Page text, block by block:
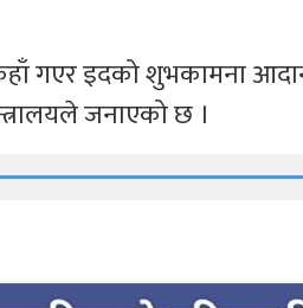
गएर इदको शुभकामना
जनाएको छ ।